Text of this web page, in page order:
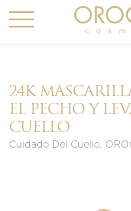
24K
EL PECHO Y
CUELLO
Cuidado Del Cuello